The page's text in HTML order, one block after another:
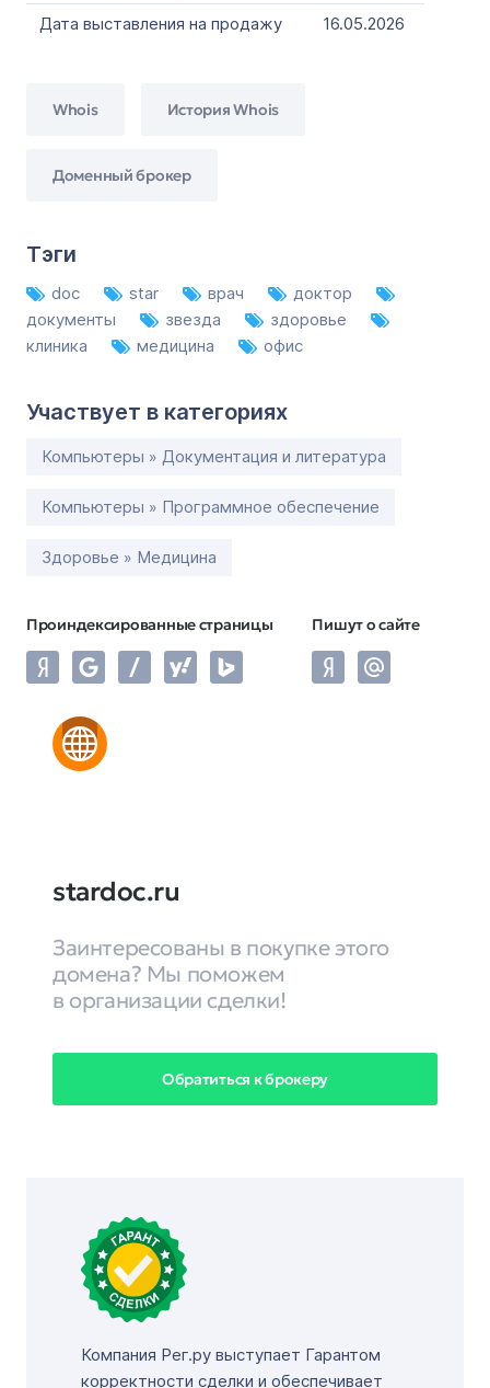
Дата выставления на продажу
16.05.2026
Whois История Whois
Доменный брокер
Тэги
doc star врач
доктор
документы
звезда
здоровье
клиника
медицина офис
Участвует в категориях
Компьютеры » Документация и литература
Компьютеры » Программное обеспечение
Здоровье » Медицина
Проиндексированные страницы Пишут о сайте
stardoc.ru
Заинтересованы в покупке этого
домена? Мы поможем
в организации сделки!
Обратиться к брокеру
Компания Рег.ру выступает Гарантом
корректности сделки и обеспечивает